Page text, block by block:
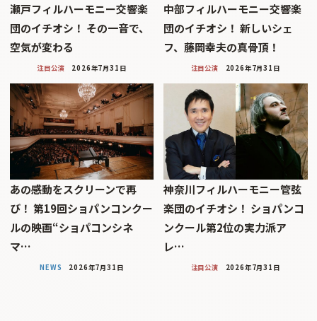
瀬戸フィルハーモニー交響楽
団のイチオシ！ その一音で、
空気が変わる
注目公演 2026年7月31日
中部フィルハーモニー交響楽
団のイチオシ！ 新しいシェ
フ、藤岡幸夫の真骨頂！
注目公演 2026年7月31日
あの感動をスクリーンで再
び！ 第19回ショパンコンクー
ルの映画“ショパコンシネ
マ…
NEWS 2026年7月31日
神奈川フィルハーモニー管弦
楽団のイチオシ！ ショパンコ
ンクール第2位の実力派ア
レ…
注目公演 2026年7月31日